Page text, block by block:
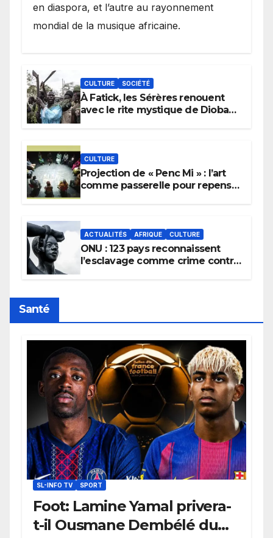
en diaspora, et l’autre au rayonnement
mondial de la musique africaine.
CULTURE SOCIÉTÉ
À Fatick, les Sérères renouent
avec le rite mystique de Diobaye
CULTURE
Projection de « Penc Mi » : l’art
comme passerelle pour repenser
ACTUALITÉS AFRIQUE CULTURE
ONU : 123 pays reconnaissent
l’esclavage comme crime contre
Santé
SL-INFO TV SPORT
Foot: Lamine Yamal privera-
t-il Ousmane Dembélé du